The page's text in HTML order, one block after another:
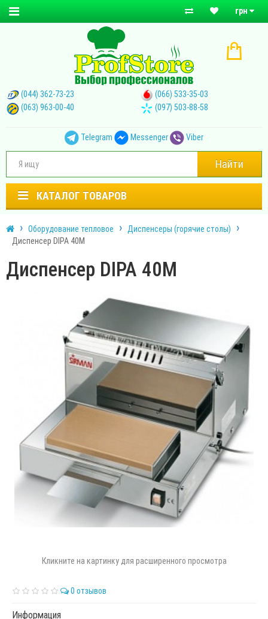
грн
(044) 362-73-23
(066) 533-35-03
(063) 963-00-40
(097) 503-88-58
Telegram Messenger Viber
Найти
КАТАЛОГ ТОВАРОВ
Оборудование тепловое
Диспенсеры (горячие столы)
Диспенсер DIPA 40М
Диспенсер DIPA 40М
Кликните на картинку для расширенного просмотра
0 отзывов
Информация